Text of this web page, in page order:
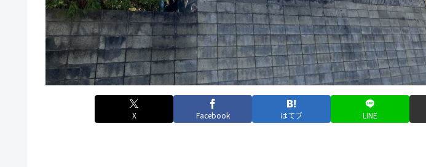
X Facebook はてブ LINE